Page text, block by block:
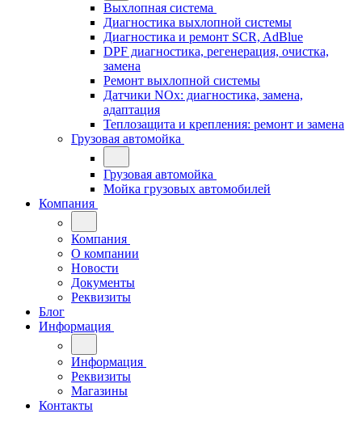
Выхлопная система
Диагностика выхлопной системы
Диагностика и ремонт SCR, AdBlue
DPF диагностика, регенерация, очистка,
замена
Ремонт выхлопной системы
Датчики NOx: диагностика, замена,
адаптация
Теплозащита и крепления: ремонт и замена
Грузовая автомойка
Грузовая автомойка
Мойка грузовых автомобилей
Компания
Компания
О компании
Новости
Документы
Реквизиты
Блог
Информация
Информация
Реквизиты
Магазины
Контакты